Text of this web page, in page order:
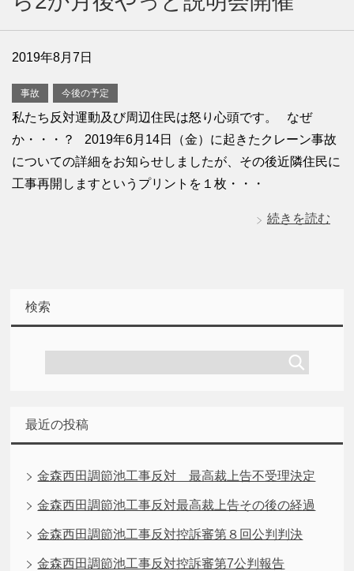
2019年8月7日
事故 今後の予定
私たち反対運動及び周辺住民は怒り心頭です。 なぜ
か・・・？ 2019年6月14日（金）に起きたクレーン事故
についての詳細をお知らせしましたが、その後近隣住民に
工事再開しますというプリントを１枚・・・
続きを読む
検索
最近の投稿
金森西田調節池工事反対 最高裁上告不受理決定
金森西田調節池工事反対最高裁上告その後の経過
金森西田調節池工事反対控訴審第８回公判判決
金森西田調節池工事反対控訴審第7公判報告